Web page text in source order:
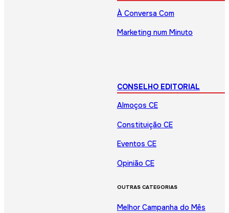
À Conversa Com
Marketing num Minuto
CONSELHO EDITORIAL
Almoços CE
Constituição CE
Eventos CE
Opinião CE
OUTRAS CATEGORIAS
Melhor Campanha do Mês